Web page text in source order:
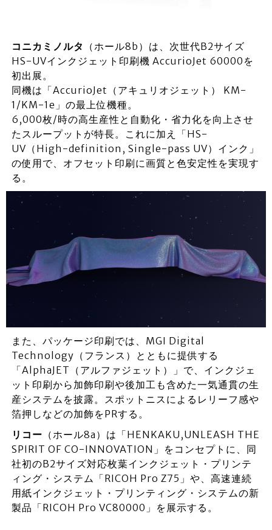
コニカミノルタ
（ホール8b）は、次世代B2サイズ
HS-UVインクジェット印刷機 AccurioJet 60000を
初出展。
同機は「AccurioJet（アキュリオジェット） KM-
1/KM-1e」の最上位機種。
6,000枚/時の高生産性と自動化・省力化を向上させ
たスループットが特長。これに加え「HS-
UV（High-definition, Single-pass UV）インク」
の使用で、オフセット印刷に画質と色安定性を実現す
る。
また、パッケージ印刷では、MGI Digital
Technology（フランス）とともに提供する
「AlphaJET（アルファジェット）」で、インクジェ
ット印刷から加飾印刷や後加工も含めた一気通貫の生
産システムを披露。スポットニスによるレリーフ感や
箔押しなどの加飾をPRする。
リコー （ホール8a）は「HENKAKU,UNLEASH THE
SPIRIT OF CO-INNOVATION」をコンセプトに、同
社初のB2サイズ対応枚葉インクジェット・プリンテ
ィング・システム「RICOH Pro Z75」や、高速連続
用紙インクジェット・プリンティング・システムの新
製品「RICOH Pro VC80000」を展示する。